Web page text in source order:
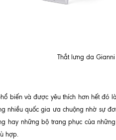
Thắt lưng da Gianni
biến và được yêu thích hơn hết đó
nhiều quốc gia ưa chuộng nhờ sự
hay những bộ trang phục của
hợp.